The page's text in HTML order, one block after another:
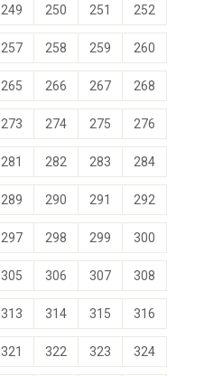
249 250 251 252
257 258 259 260
265 266 267 268
273 274 275 276
281 282 283 284
289 290 291 292
297 298 299 300
305 306 307 308
313 314 315 316
321 322 323 324